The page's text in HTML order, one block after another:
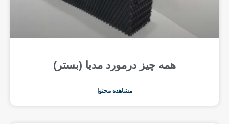
همه چیز درمورد مدیا (بستر)
مشاهده محتوا